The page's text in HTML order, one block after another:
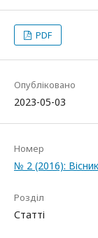
PDF
Опубліковано
2023-05-03
Номер
№ 2 (2016):
Розділ
Статті